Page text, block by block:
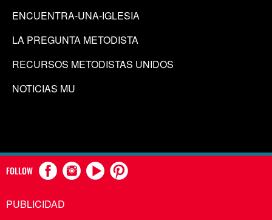
ENCUENTRA-UNA-IGLESIA
LA PREGUNTA METODISTA
RECURSOS METODISTAS UNIDOS
NOTICIAS MU
FOLLOW
PUBLICIDAD